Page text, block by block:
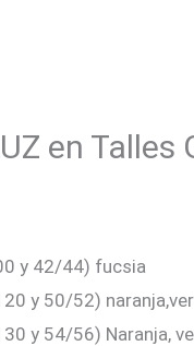
en Talles
y 42/44) fucsia
y 50/52)
y 54/56) Naranja,